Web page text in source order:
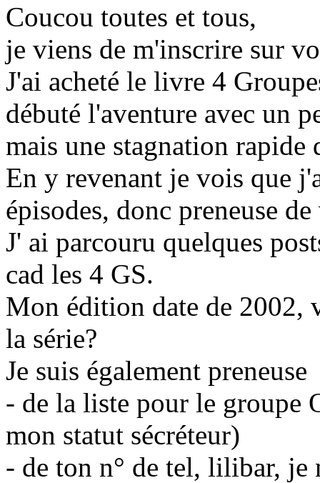
Coucou toutes et tous,
je viens de m'inscrire sur
J'ai acheté le livre 4
débuté l'aventure avec un
mais une stagnation
En y revenant je vois que
épisodes, donc preneuse
J' ai parcouru quelques
cad les 4 GS.
Mon édition date de 2002,
la série?
Je suis également preneuse
- de la liste pour le groupe
mon statut sécréteur)
- de ton n° de tel, lilibar, je